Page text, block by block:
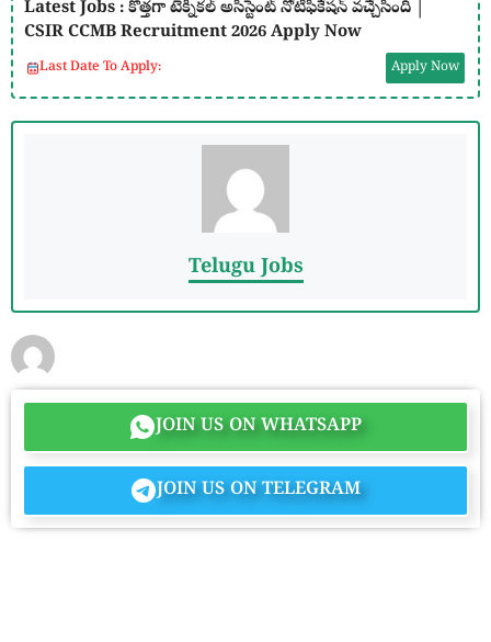
Latest Jobs : కొత్తగా టెక్నికల్ అసిస్టెంట్ నోటిఫికేషన్ వచ్చేసింది |
CSIR CCMB Recruitment 2026 Apply Now
Last Date To Apply: Apply Now
Telugu Jobs
JOIN US ON WHATSAPP
JOIN US ON TELEGRAM